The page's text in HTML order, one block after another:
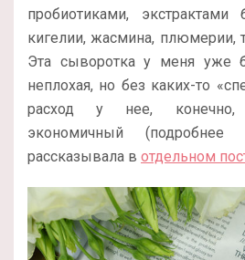
пробиотиками, экстрактами
кигелии, жасмина, плюмерии,
Эта сыворотка у меня уже
неплохая, но без каких-то
расход у нее,
экономичный
рассказывала в отдельном